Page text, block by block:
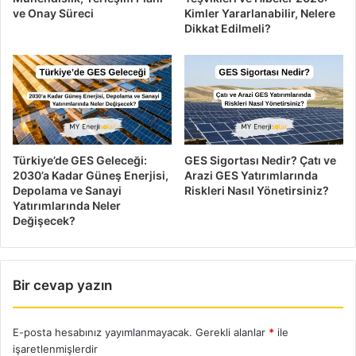
Güneş Paneli ve Sistemlerinde
Bilinmesi Gerekenler Nelerdir?
Çatıma Güneş Sistemi Yaptırmak
istiyorum? Nasıl başlamalıyım ?
ve Onay Süreci
Kimler Yararlanabilir, Nelere
Dikkat Edilmeli?
Türkiye’de GES Geleceği:
2030’a Kadar Güneş Enerjisi,
Depolama ve Sanayi
Yatırımlarında Neler
Değişecek?
GES Sigortası Nedir? Çatı ve
Arazi GES Yatırımlarında
Riskleri Nasıl Yönetirsiniz?
Bir cevap yazın
E-posta hesabınız yayımlanmayacak. Gerekli alanlar * ile
işaretlenmişlerdir